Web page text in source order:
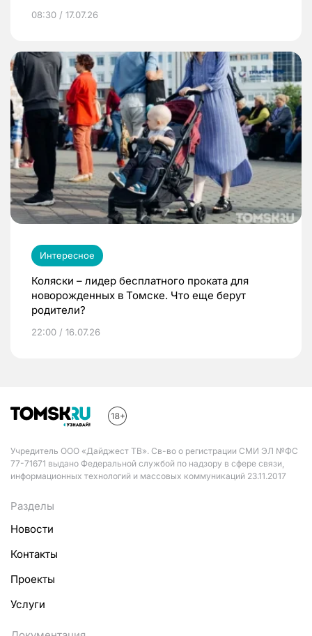
08:30 / 17.07.26
Интересное
Коляски – лидер бесплатного проката для
новорожденных в Томске. Что еще берут
родители?
22:00 / 16.07.26
Учредитель ООО «Дайджест ТВ». Св-во о регистрации СМИ ЭЛ №ФС
77-71671 выдано Федеральной службой по надзору в сфере связи,
информационных технологий и массовых коммуникаций 23.11.2017
Разделы
Новости
Контакты
Проекты
Услуги